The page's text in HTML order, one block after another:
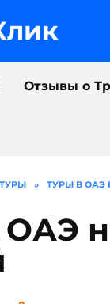
Отзывы о
» ТУРЫ В ОАЭ